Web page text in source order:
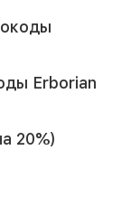
Erborian
20%)